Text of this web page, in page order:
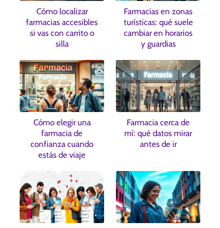
Cómo localizar
farmacias accesibles
si vas con carrito o
silla
Farmacias en zonas
turísticas: qué suele
cambiar en horarios
y guardias
Cómo elegir una
farmacia de
confianza cuando
estás de viaje
Farmacia cerca de
mí: qué datos mirar
antes de ir